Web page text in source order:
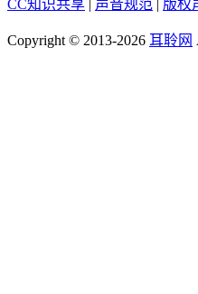
CC知识共享 | 声音规范 | 版权
Copyright © 2013-2026 耳聆网